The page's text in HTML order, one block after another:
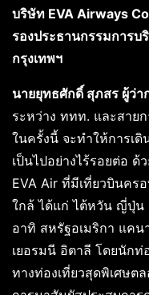
บริษัท EVA Airways
รองประธานกรรมการ
กรุงเทพฯ
นายยุทธศักดิ์ สุภสร ผู้ว่า
ระหว่าง ททท. และสาย
ในครั้งนี้ จะทำให้การเดิ
เป็นไปอย่างไร้รอยต่อ
EVA Air ที่มีเที่ยวบินคร
ใกล้ ได้แก่ ไต้หวัน ญี่ปุ่น
อาทิ สหรัฐอเมริกา แค
เยอรมนี อิตาลี โดยนักท่
ทางท่องเที่ยวสุดพิเศษต